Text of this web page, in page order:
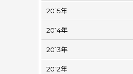
2015年
2014年
2013年
2012年